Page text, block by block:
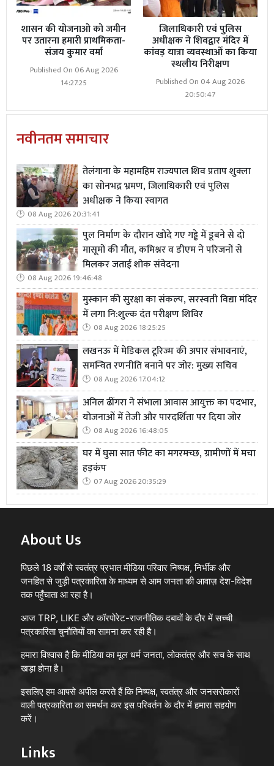
शासन की योजनाओ को जमीन
पर उतारना हमारी प्राथमिकता-
संजय कुमार वर्मा
Published On 06 Aug 2026
14:27:25
जिलाधिकारी एवं पुलिस
अधीक्षक ने शिवद्वार मंदिर में
कांवड़ यात्रा व्यवस्थाओं का किया
स्थलीय निरीक्षण
Published On 04 Aug 2026
20:50:47
नवीनतम समाचार
तेलंगाना के महामहिम राज्यपाल शिव प्रताप शुक्ला
का सोनभद्र भ्रमण, जिलाधिकारी एवं पुलिस
अधीक्षक ने किया स्वागत
08 Aug 2026 20:31:41
पुल निर्माण के दौरान खोदे गए गड्ढे में डूबने से दो
मासूमों की मौत, कमिश्नर व डीएम ने परिजनों से
मिलकर जताई शोक संवेदना
08 Aug 2026 19:46:48
मुस्कान की सुरक्षा का संकल्प, सरस्वती विद्या मंदिर
में लगा नि:शुल्क दंत परीक्षण शिविर
08 Aug 2026 18:25:25
लखनऊ में मेडिकल टूरिज्म की अपार संभावनाएं,
समन्वित रणनीति बनाने पर जोर: मुख्य सचिव
08 Aug 2026 17:04:12
अनिल ढींगरा ने संभाला आवास आयुक्त का पदभार,
योजनाओं में तेजी और पारदर्शिता पर दिया जोर
08 Aug 2026 16:48:05
घर में घुसा सात फीट का मगरमच्छ, ग्रामीणों में मचा
हड़कंप
07 Aug 2026 20:35:29
About Us
पिछले 18 वर्षों से स्वतंत्र प्रभात मीडिया परिवार निष्पक्ष, निर्भीक और
जनहित से जुड़ी पत्रकारिता के माध्यम से आम जनता की आवाज़ देश-विदेश
तक पहुँचाता आ रहा है।
आज TRP, LIKE और कॉरपोरेट-राजनीतिक दबावों के दौर में सच्ची
पत्रकारिता चुनौतियों का सामना कर रही है।
हमारा विश्वास है कि मीडिया का मूल धर्म जनता, लोकतंत्र और सच के साथ
खड़ा होना है।
इसलिए हम आपसे अपील करते हैं कि निष्पक्ष, स्वतंत्र और जनसरोकारों
वाली पत्रकारिता का समर्थन कर इस परिवर्तन के दौर में हमारा सहयोग
करें।
Links